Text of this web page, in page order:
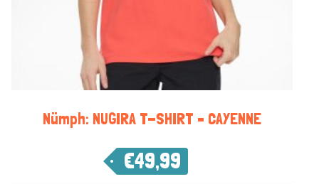
Nümph: NUGIRA T-SHIRT – CAYENNE
€49,99